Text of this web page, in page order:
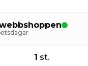
1 st.